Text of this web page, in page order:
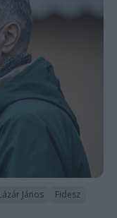
János
Fidesz